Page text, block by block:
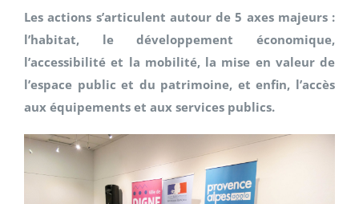
Les actions s’articulent autour de 5 axes majeurs :
l’habitat, le développement économique,
l’accessibilité et la mobilité, la mise en valeur de
l’espace public et du patrimoine, et enfin, l’accès
aux équipements et aux services publics.